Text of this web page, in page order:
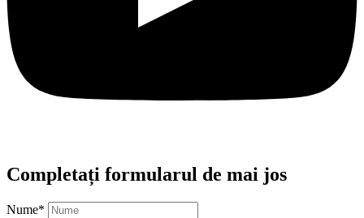
Completați formularul de mai jos
Nume*